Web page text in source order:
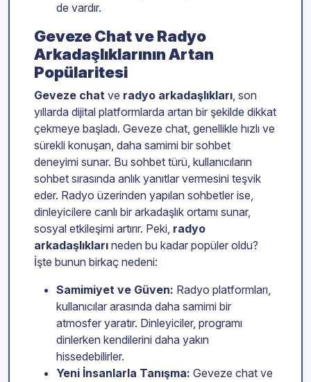
de vardır.
Geveze Chat ve Radyo
Arkadaşlıklarının Artan
Popülaritesi
Geveze chat ve radyo arkadaşlıkları, son
yıllarda dijital platformlarda artan bir şekilde dikkat
çekmeye başladı. Geveze chat, genellikle hızlı ve
sürekli konuşan, daha samimi bir sohbet
deneyimi sunar. Bu sohbet türü, kullanıcıların
sohbet sırasında anlık yanıtlar vermesini teşvik
eder. Radyo üzerinden yapılan sohbetler ise,
dinleyicilere canlı bir arkadaşlık ortamı sunar,
sosyal etkileşimi artırır. Peki, radyo
arkadaşlıkları neden bu kadar popüler oldu?
İşte bunun birkaç nedeni:
Samimiyet ve Güven: Radyo platformları,
kullanıcılar arasında daha samimi bir
atmosfer yaratır. Dinleyiciler, programı
dinlerken kendilerini daha yakın
hissedebilirler.
Yeni İnsanlarla Tanışma: Geveze chat ve